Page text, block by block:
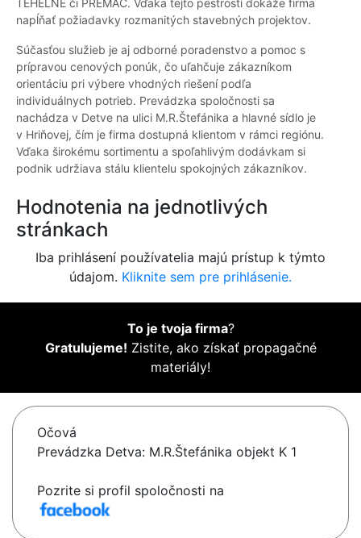
TEHELNE či PREMAC. Vďaka tejto pestrosti dokáže firma
napĺňať požiadavky rozmanitých stavebných projektov.
Súčasťou služieb je aj odborné poradenstvo a pomoc s
prípravou cenových ponúk, čo uľahčuje zákazníkom
orientáciu pri výbere vhodných riešení podľa
individuálnych potrieb. Prevádzka spoločnosti sa
nachádza v Detve na ulici M.R.Štefánika a hlavné sídlo je
v Hriňovej, čím je firma dostupná klientom v rámci regiónu.
Vďaka širokému sortimentu a spoľahlivým dodávkam si
podnik udržiava stálu klientelu spokojných zákazníkov.
Hodnotenia na jednotlivých
stránkach
Iba prihlásení používatelia majú prístup k týmto
údajom. Kliknite sem pre prihlásenie.
To je tvoja firma?
Gratulujeme! Zistite, ako získať propagačné
materiály!
Očová
Prevádzka Detva: M.R.Štefánika objekt K 1
Pozrite si profil spoločnosti na